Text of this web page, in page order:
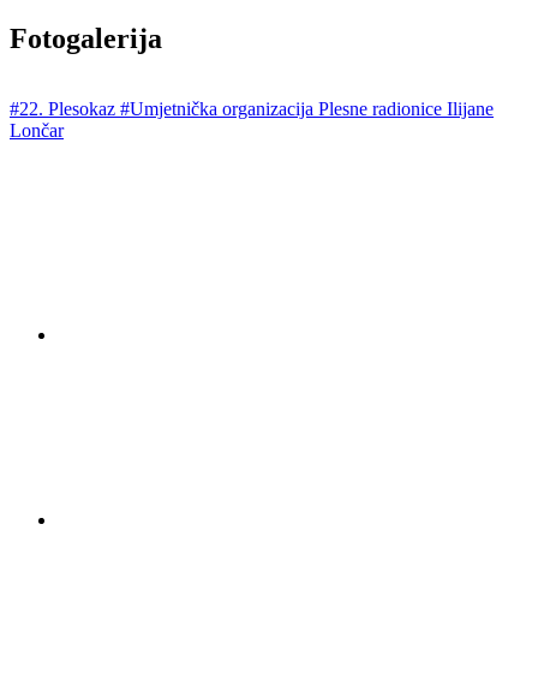
Fotogalerija
#22. Plesokaz #Umjetnička organizacija Plesne radionice Ilijane
Lončar